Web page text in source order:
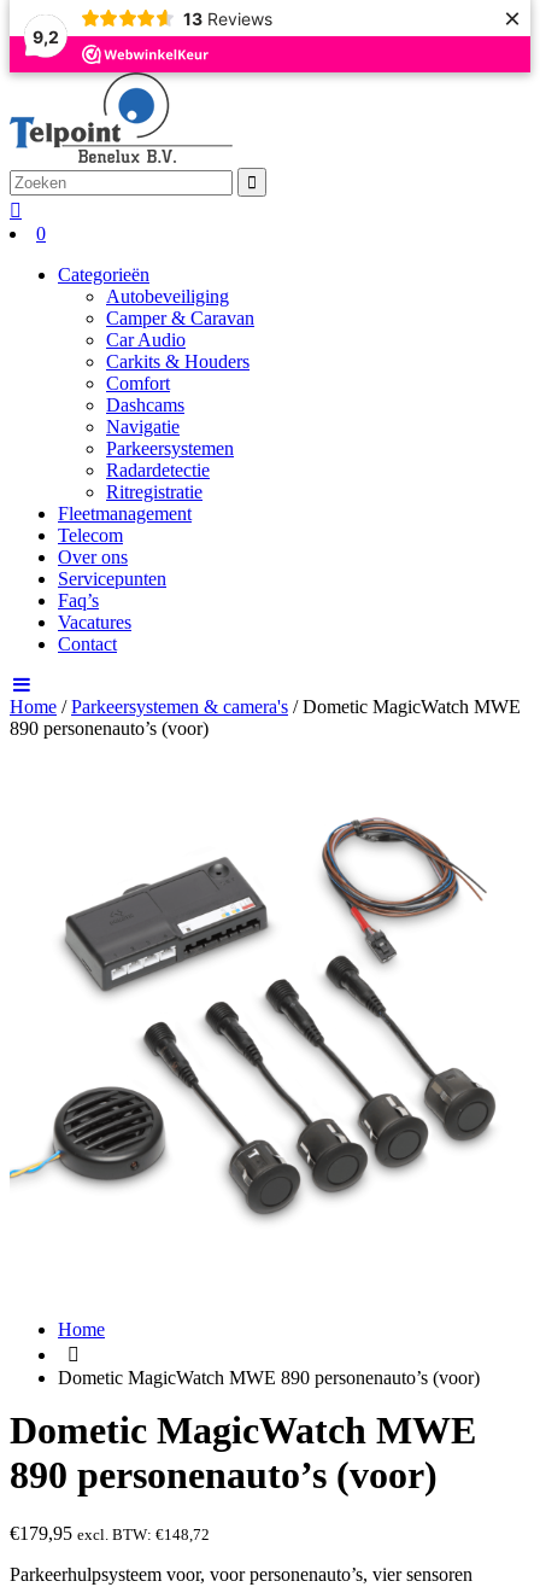
9,2
13 Reviews ×
0
Categorieën
Autobeveiliging
Camper & Caravan
Car Audio
Carkits & Houders
Comfort
Dashcams
Navigatie
Parkeersystemen
Radardetectie
Ritregistratie
Fleetmanagement
Telecom
Over ons
Servicepunten
Faq’s
Vacatures
Contact
Home /Parkeersystemen & camera's / Dometic MagicWatch MWE
890 personenauto’s (voor)
Home
Dometic MagicWatch MWE 890 personenauto’s (voor)
Dometic MagicWatch MWE
890 personenauto’s (voor)
€179,95 excl. BTW: €148,72
Parkeerhulpsysteem voor, voor personenauto’s, vier sensoren